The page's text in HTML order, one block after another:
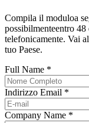
Compila il moduloa
possibilmenteentro
telefonicamente. Vai
tuo Paese.
Full Name *
Indirizzo Email *
Company Name *